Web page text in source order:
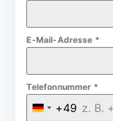
E-Mail-Adresse *
Telefonnummer *
G
+49